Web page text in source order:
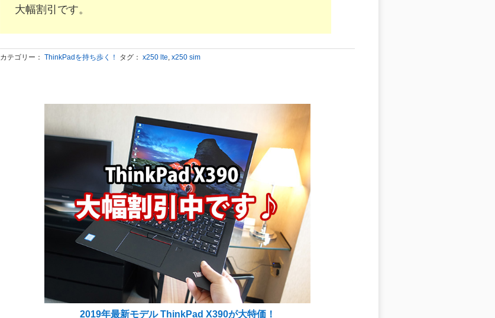
大幅割引です。
カテゴリー： ThinkPadを持ち歩く！ タグ： x250 lte, x250 sim
2019年最新モデル ThinkPad X390が大特価！